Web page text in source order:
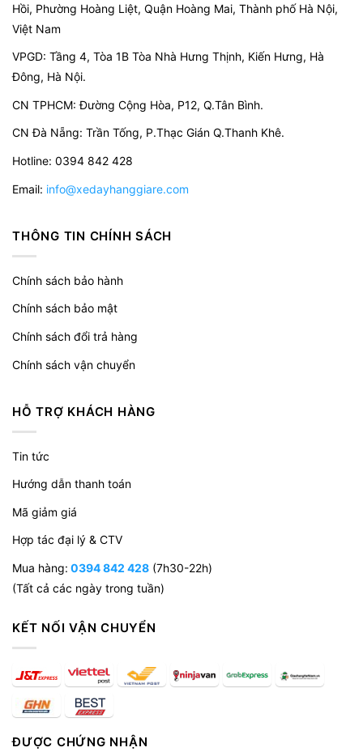
Hình ảnh sản phẩm chỉ có tính chất minh họa sản
phẩm, màu sắc có thể thay đổi tùy theo sản phẩm
thực tế.
150S:
Các dòng xe đẩy do xedayhanggiare phân
Khi sử dụng bạn kéo cánh tay đẩy lên, khi
bằng cách giẫm mạnh lên thanh khớp ngay
xuống.
Không nên chở hàng hóa quá tải trọng so
với thông số kỹ thuật của xe.
Sản phẩm nguyên thùng gồm có: 01 mặt sàn
xe và 04 bánh. Xe cần lắp đặt bánh khi sử
Hồi, Phường Hoàng Liệt, Quận Hoàng Mai, Thành phố Hà Nội,
Việt Nam
VPGD: Tầng 4, Tòa 1B Tòa Nhà Hưng Thịnh, Kiến Hưng, Hà
Đông, Hà Nội.
CN TPHCM: Đường Cộng Hòa, P12, Q.Tân Bình.
CN Đà Nẵng: Trần Tống, P.Thạc Gián Q.Thanh Khê.
Hotline: 0394 842 428
Email: info@xedayhanggiare.com
THÔNG TIN CHÍNH SÁCH
Chính sách bảo hành
Chính sách bảo mật
Chính sách đổi trả hàng
Chính sách vận chuyển
HỖ TRỢ KHÁCH HÀNG
Tin tức
Hướng dẫn thanh toán
Mã giảm giá
Hợp tác đại lý & CTV
Mua hàng: 0394 842 428 (7h30-22h)
(Tất cả các ngày trong tuần)
KẾT NỐI VẬN CHUYỂN
ĐƯỢC CHỨNG NHẬN